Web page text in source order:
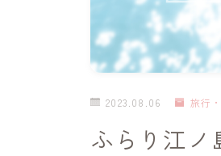
2023.08.06 旅行
ふらり江